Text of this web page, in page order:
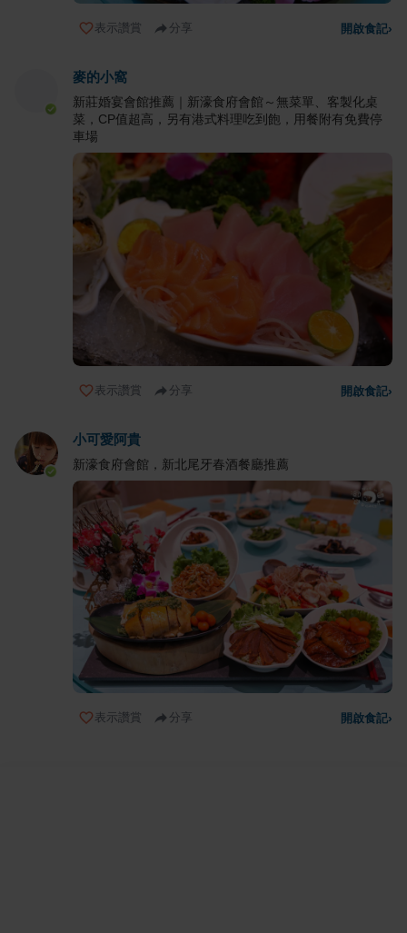
表示讚賞 分享 開啟食記›
麥的小窩
新莊婚宴會館推薦｜新濠食府會館～無菜單、客製化桌
菜，CP值超高，另有港式料理吃到飽，用餐附有免費停
車場
表示讚賞 分享 開啟食記›
小可愛阿貴
新濠食府會館，新北尾牙春酒餐廳推薦
表示讚賞 分享 開啟食記›